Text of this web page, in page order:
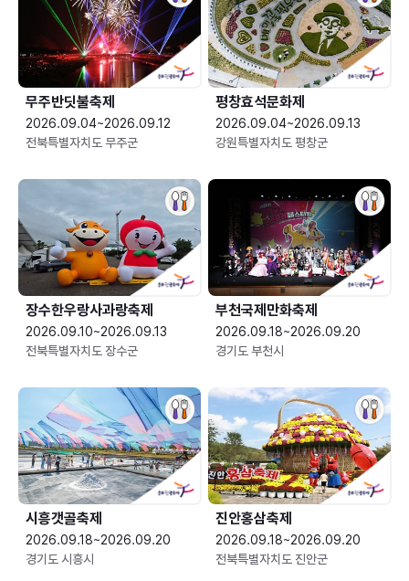
무주반딧불축제
2026.09.04~2026.09.12
전북특별자치도 무주군
평창효석문화제
2026.09.04~2026.09.13
강원특별자치도 평창군
장수한우랑사과랑축제
2026.09.10~2026.09.13
전북특별자치도 장수군
부천국제만화축제
2026.09.18~2026.09.20
경기도 부천시
시흥갯골축제
2026.09.18~2026.09.20
경기도 시흥시
진안홍삼축제
2026.09.18~2026.09.20
전북특별자치도 진안군